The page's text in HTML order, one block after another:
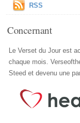
RSS
Concernant
Le Verset du Jour est
chaque mois.
Steed et devenu une